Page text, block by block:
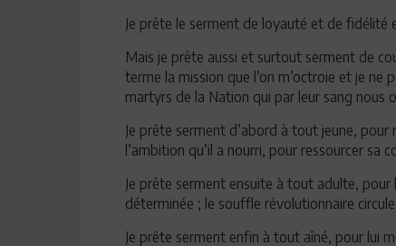
Je prête le serment de loyauté et de fidélité
Mais je prête aussi et surtout serment de
terme la mission que l’on m’octroie et je
martyrs de la Nation qui par leur sang nous
Je prête serment d’abord à tout jeune, pour
l’ambition qu’il a nourri, pour ressourcer sa
Je prête serment ensuite à tout adulte,
déterminée ; le souffle révolutionnaire
Je prête serment enfin à tout aîné, pour lui